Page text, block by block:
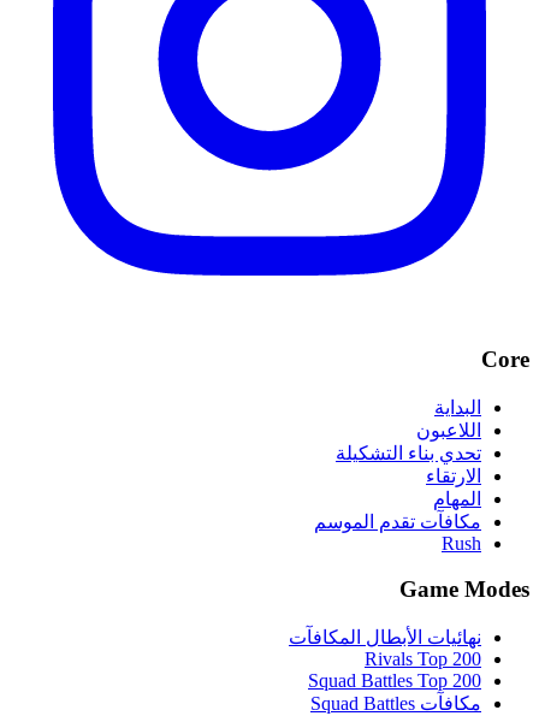
Core
البداية
اللاعبون
تحدي بناء التشكيلة
الارتقاء
المهام
مكافآت تقدم الموسم
Rush
Game Modes
نهائيات الأبطال المكافآت
Rivals Top 200
Squad Battles Top 200
مكافآت Squad Battles